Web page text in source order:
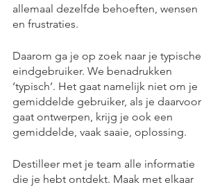
allemaal dezelfde behoeften, wensen
en frustraties.
Daarom ga je op zoek naar je typische
eindgebruiker. We benadrukken
‘typisch’. Het gaat namelijk niet om je
gemiddelde gebruiker, als je daarvoor
gaat ontwerpen, krijg je ook een
gemiddelde, vaak saaie, oplossing.
Destilleer met je team alle informatie
die je hebt ontdekt. Maak met elkaar